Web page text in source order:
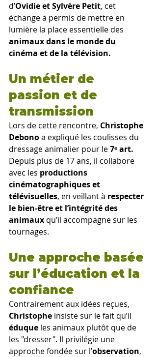
d’Ovidie et Sylvère Petit, cet
échange a permis de mettre en
lumière la place essentielle des
animaux dans le monde du
cinéma et de la télévision.
Un métier de
passion et de
transmission
Lors de cette rencontre, Christophe
Debono a expliqué les coulisses du
dressage animalier pour le 7ᵉ art.
Depuis plus de 17 ans, il collabore
avec les productions
cinématographiques et
télévisuelles, en veillant à respecter
le bien-être et l’intégrité des
animaux qu’il accompagne sur les
tournages.
Une approche basée
sur l’éducation et la
confiance
Contrairement aux idées reçues,
Christophe insiste sur le fait qu’il
éduque les animaux plutôt que de
les "dresser". Il privilégie une
approche fondée sur l’observation,